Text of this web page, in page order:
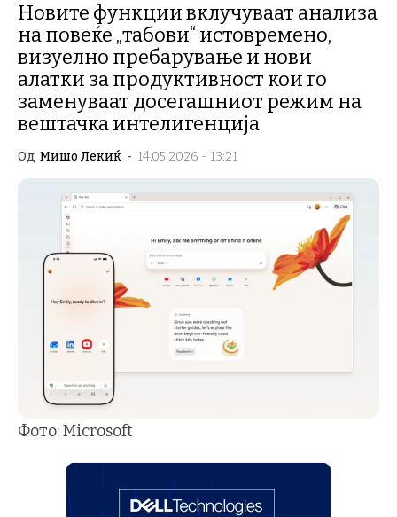
Новите функции вклучуваат анализа
на повеќе „табови“ истовремено,
визуелно пребарување и нови
алатки за продуктивност кои го
заменуваат досегашниот режим на
вештачка интелигенција
Од Мишо Лекиќ - 14.05.2026 - 13:21
Фото: Microsoft